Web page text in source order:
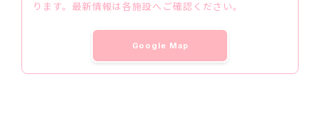
ります。最新情報は各施設へご確認ください。
Google Map